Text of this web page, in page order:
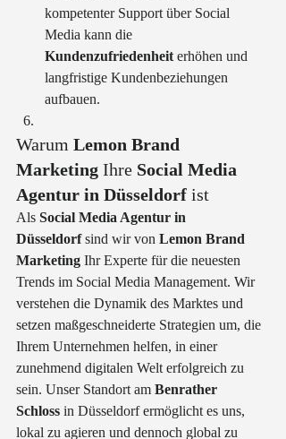
kompetenter Support über Social
Media kann die
Kundenzufriedenheit erhöhen und
langfristige Kundenbeziehungen
aufbauen.
Warum Lemon Brand
Marketing Ihre Social Media
Agentur in Düsseldorf ist
Als Social Media Agentur in
Düsseldorf sind wir von Lemon Brand
Marketing Ihr Experte für die neuesten
Trends im Social Media Management. Wir
verstehen die Dynamik des Marktes und
setzen maßgeschneiderte Strategien um, die
Ihrem Unternehmen helfen, in einer
zunehmend digitalen Welt erfolgreich zu
sein. Unser Standort am Benrather
Schloss in Düsseldorf ermöglicht es uns,
lokal zu agieren und dennoch global zu